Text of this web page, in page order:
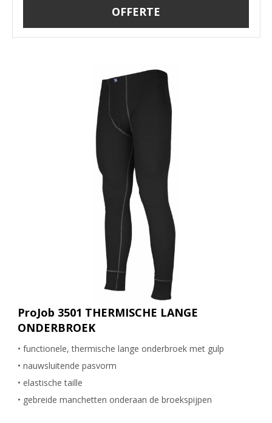
OFFERTE
ProJob 3501 THERMISCHE LANGE
ONDERBROEK
• functionele, thermische lange onderbroek met gulp
• nauwsluitende pasvorm
• elastische taille
• gebreide manchetten onderaan de broekspijpen